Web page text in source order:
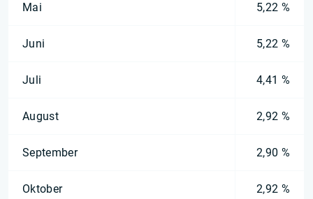
Mai 5,22 %
Juni 5,22 %
Juli 4,41 %
August 2,92 %
September 2,90 %
Oktober 2,92 %